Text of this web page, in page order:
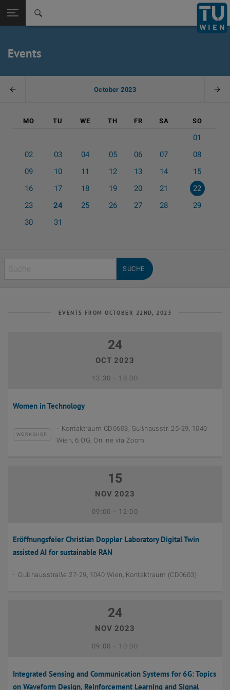
Seitennavigation öffnen
Zurück
Events
EVENTS FROM OCTOBER 22ND, 2023
August 28th, 2023
24
OCT 2023
13:30 - Bis
18:00
Women in Technology
WORKSHOP
Kontaktraum CD0603, Gußhausstr. 25-29, 1040
Wien, 6.OG, Online via Zoom
Oktober 25th, 2023
15
NOV 2023
09:00 - Bis
12:00
Eröffnungsfeier Christian Doppler Laboratory Digital Twin
assisted AI for sustainable RAN
Gußhausstraße 27-29, 1040 Wien, Kontaktraum (CD0603)
November 9th, 2023
24
NOV 2023
09:00 - Bis
10:00
Integrated Sensing and Communication Systems for 6G: Topics
on Waveform Design, Reinforcement Learning and Signal
Vorheriger Monat
October 2023
MO TU WE TH FR SA SO
01
02
03 04 05 06 07
08
09
10 11 12 13 14
15
16
17 18 19 20 21
22
23
24 25 26 27 28
29
30
31